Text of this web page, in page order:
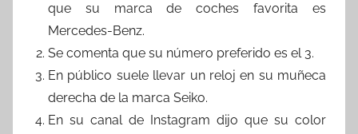
que su marca de coches favorita es
Mercedes-Benz.
Se comenta que su número preferido es el 3.
En público suele llevar un reloj en su muñeca
derecha de la marca Seiko.
En su canal de Instagram dijo que su color